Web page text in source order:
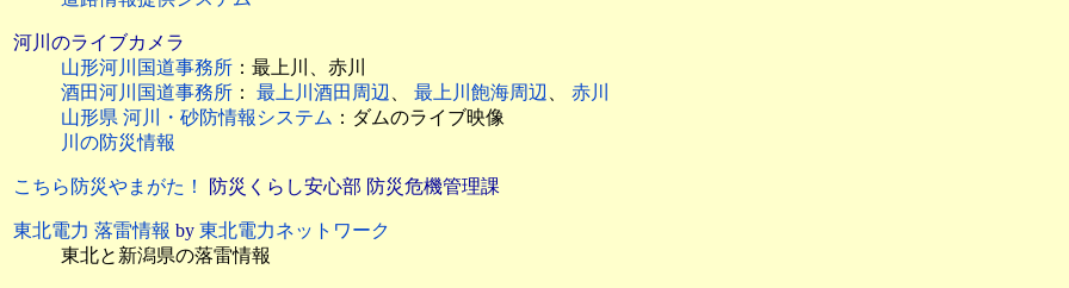
河川のライブカメラ
山形河川国道事務所 ：最上川、赤川
酒田河川国道事務所 ： 最上川酒田周辺 、 最上川飽海周辺 、 赤川
山形県 河川・砂防情報システム ：ダムのライブ映像
川の防災情報
こちら防災やまがた！ 防災くらし安心部 防災危機管理課
東北電力 落雷情報 by 東北電力ネットワーク
東北と新潟県の落雷情報